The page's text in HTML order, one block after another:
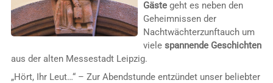
Gästegeht es neben den
Geheimnissen der
Nachtwächterzunftauch um
viele spannende Geschichten
aus der alten Messestadt Leipzig.
„Hört, Ihr Leut…“ – Zur Abendstunde entzündet unser beliebter